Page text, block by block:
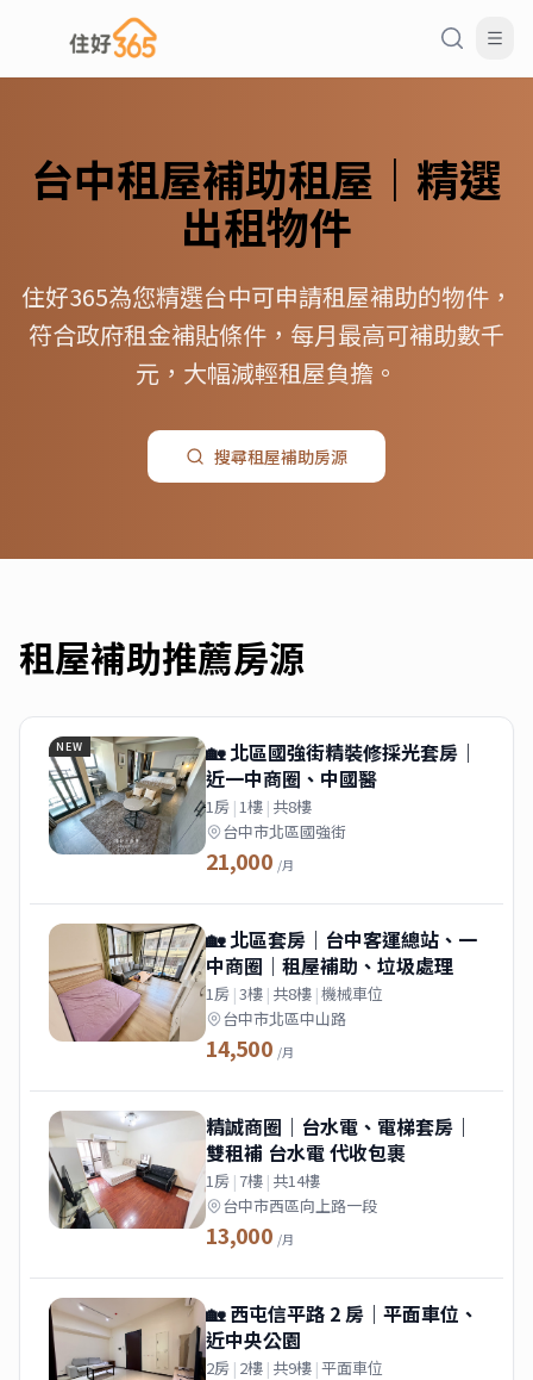
台中租屋補助租屋｜精選
出租物件
住好365為您精選台中可申請租屋補助的物件，
符合政府租金補貼條件，每月最高可補助數千
元，大幅減輕租屋負擔。
搜尋租屋補助房源
租屋補助推薦房源
NEW
🏡 北區國強街精裝修採光套房｜
近一中商圈、中國醫
1房 |1樓 | 共8樓
台中市北區國強街
21,000 /月
🏡 北區套房｜台中客運總站、一
中商圈｜租屋補助、垃圾處理
1房 |3樓 | 共8樓 |機械車位
台中市北區中山路
14,500 /月
精誠商圈｜台水電、電梯套房｜
雙租補 台水電 代收包裹
1房 | 7樓 | 共14樓
台中市西區向上路一段
13,000 /月
🏡 西屯信平路 2 房｜平面車位、
近中央公園
2房 | 2樓 | 共9樓 |平面車位